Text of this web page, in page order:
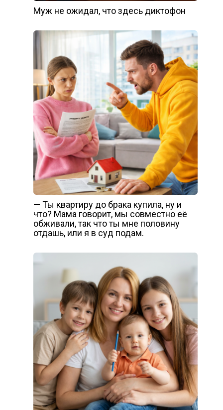
Муж не ожидал, что здесь диктофон
— Ты квартиру до брака купила, ну и
что? Мама говорит, мы совместно её
обживали, так что ты мне половину
отдашь, или я в суд подам.